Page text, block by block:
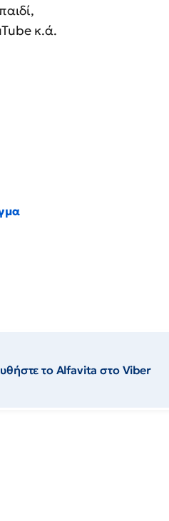
κ.ά.
το Αlfavita στο Viber